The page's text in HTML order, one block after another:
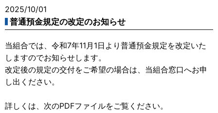
2025/10/01
普通預金規定の改定のお知らせ
当組合では、令和7年11月1日より普通預金規定を改定いた
しますのでお知らせします。
改定後の規定の交付をご希望の場合は、当組合窓口へお申
し出ください。
詳しくは、次のPDFファイルをご覧ください。